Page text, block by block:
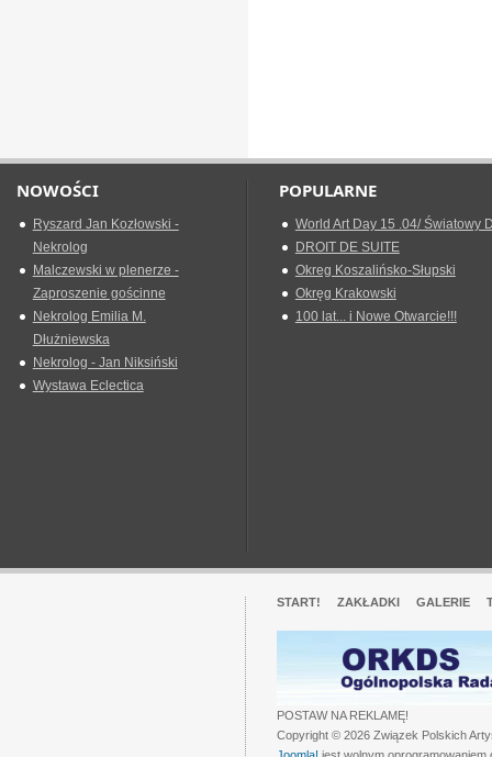
NOWOŚCI
Ryszard Jan Kozłowski -
Nekrolog
Malczewski w plenerze -
Zaproszenie gościnne
Nekrolog Emilia M.
Dłużniewska
Nekrolog - Jan Niksiński
Wystawa Eclectica
POPULARNE
World Art Day 15 .04/ Światowy
DROIT DE SUITE
Okreg Koszalińsko-Słupski
Okręg Krakowski
100 lat... i Nowe Otwarcie!!!
START! ZAKŁADKI GALERIE
POSTAW NA REKLAMĘ!
Copyright © 2026 Związek Polskich